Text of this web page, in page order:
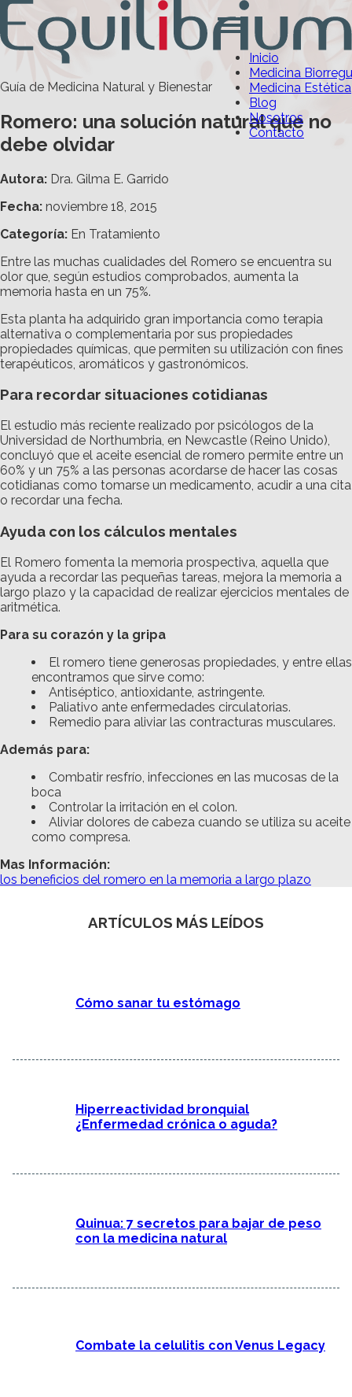
Inicio
Medicina
Medicina Estética
Blog
Nosotros
Contacto
Guía de Medicina Natural y Bienestar
Romero: una solución natural que no
debe olvidar
Autora: Dra. Gilma E. Garrido
Fecha: noviembre 18, 2015
Categoría: En Tratamiento
Entre las muchas cualidades del Romero se encuentra su
olor que, según estudios comprobados, aumenta la
memoria hasta en un 75%.
Esta planta ha adquirido gran importancia como terapia
alternativa o complementaria por sus propiedades
propiedades químicas, que permiten su utilización con fines
terapéuticos, aromáticos y gastronómicos.
Para recordar situaciones cotidianas
El estudio más reciente realizado por psicólogos de la
Universidad de Northumbria, en Newcastle (Reino Unido),
concluyó que el aceite esencial de romero permite entre un
60% y un 75% a las personas acordarse de hacer las cosas
cotidianas como tomarse un medicamento, acudir a una cita
o recordar una fecha.
Ayuda con los cálculos mentales
El Romero fomenta la memoria prospectiva, aquella que
ayuda a recordar las pequeñas tareas, mejora la memoria a
largo plazo y la capacidad de realizar ejercicios mentales de
aritmética.
Para su corazón y la gripa
El romero tiene generosas propiedades, y entre ellas
encontramos que sirve como:
Antiséptico, antioxidante, astringente.
Paliativo ante enfermedades circulatorias.
Remedio para aliviar las contracturas musculares.
Además para:
Combatir resfrío, infecciones en las mucosas de la
boca
Controlar la irritación en el colon.
Aliviar dolores de cabeza cuando se utiliza su aceite
como compresa.
Mas Información:
los beneficios del romero en la memoria a largo plazo
ARTÍCULOS MÁS LEÍDOS
Cómo sanar tu estómago
Hiperreactividad bronquial
¿Enfermedad crónica o aguda?
Quinua: 7 secretos para bajar de peso
con la medicina natural
Combate la celulitis con Venus Legacy